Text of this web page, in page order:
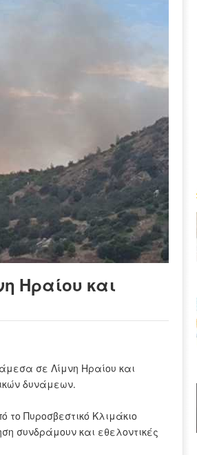
Ηραίου και
σε Λίμνη Ηραίου και
δυνάμεων.
Πυροσβεστικό Κλιμάκιο
συνδράμουν και εθελοντικές